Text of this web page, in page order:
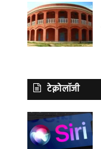
टेक्नोलॉजी